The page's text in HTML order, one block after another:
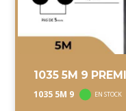
1035 5M 9
1035 5M 9 EN STOCK